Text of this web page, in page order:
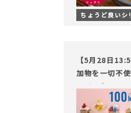
ちょうど良いシ
【5月28日
加物を一切不
ライフを。